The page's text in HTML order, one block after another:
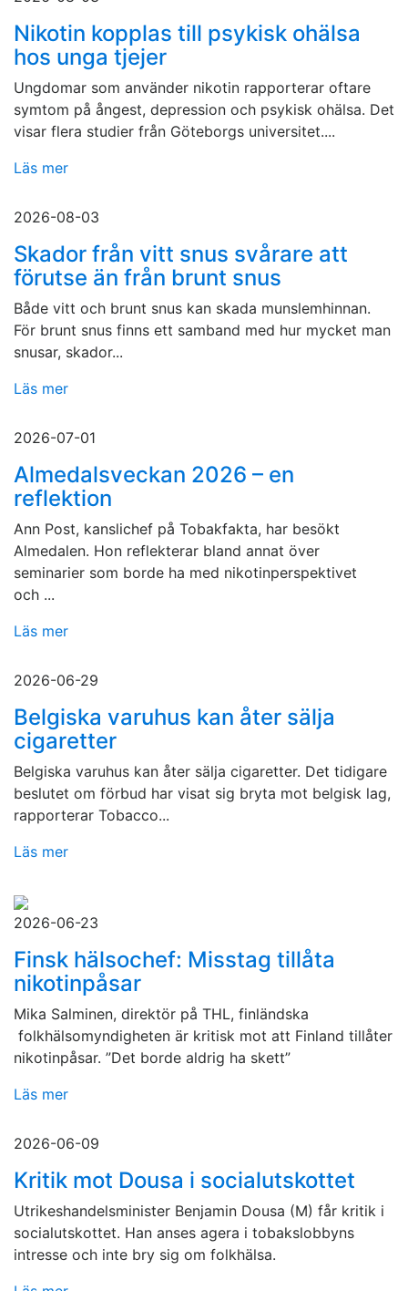
Nikotin kopplas till psykisk ohälsa
hos unga tjejer
Ungdomar som använder nikotin rapporterar oftare
symtom på ångest, depression och psykisk ohälsa. Det
visar flera studier från Göteborgs universitet....
Läs mer
2026-08-03
Skador från vitt snus svårare att
förutse än från brunt snus
Både vitt och brunt snus kan skada munslemhinnan.
För brunt snus finns ett samband med hur mycket man
snusar, skador...
Läs mer
2026-07-01
Almedalsveckan 2026 – en
reflektion
Ann Post, kanslichef på Tobakfakta, har besökt
Almedalen. Hon reflekterar bland annat över
seminarier som borde ha med nikotinperspektivet
och ...
Läs mer
2026-06-29
Belgiska varuhus kan åter sälja
cigaretter
Belgiska varuhus kan åter sälja cigaretter. Det tidigare
beslutet om förbud har visat sig bryta mot belgisk lag,
rapporterar Tobacco...
Läs mer
2026-06-23
Finsk hälsochef: Misstag tillåta
nikotinpåsar
Mika Salminen, direktör på THL, finländska
folkhälsomyndigheten är kritisk mot att Finland tillåter
nikotinpåsar. ”Det borde aldrig ha skett”
Läs mer
2026-06-09
Kritik mot Dousa i socialutskottet
Utrikeshandelsminister Benjamin Dousa (M) får kritik i
socialutskottet. Han anses agera i tobakslobbyns
intresse och inte bry sig om folkhälsa.